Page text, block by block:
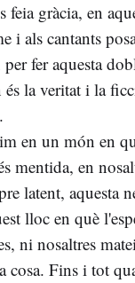
feia gràcia, en
i als cantants
fer aquesta
la veritat i la
en un món en
mentida, en
latent, aquesta
lloc en què
ni nosaltres
cosa. Fins i tot